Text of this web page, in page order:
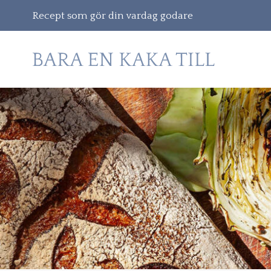
Recept som gör din vardag godare
Gå
vidare
till
innehåll
Sök
efter: